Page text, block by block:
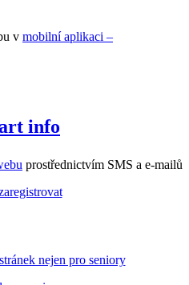
v mobilní aplikaci –
prostřednictvím SMS a e-mailů
nejen pro seniory